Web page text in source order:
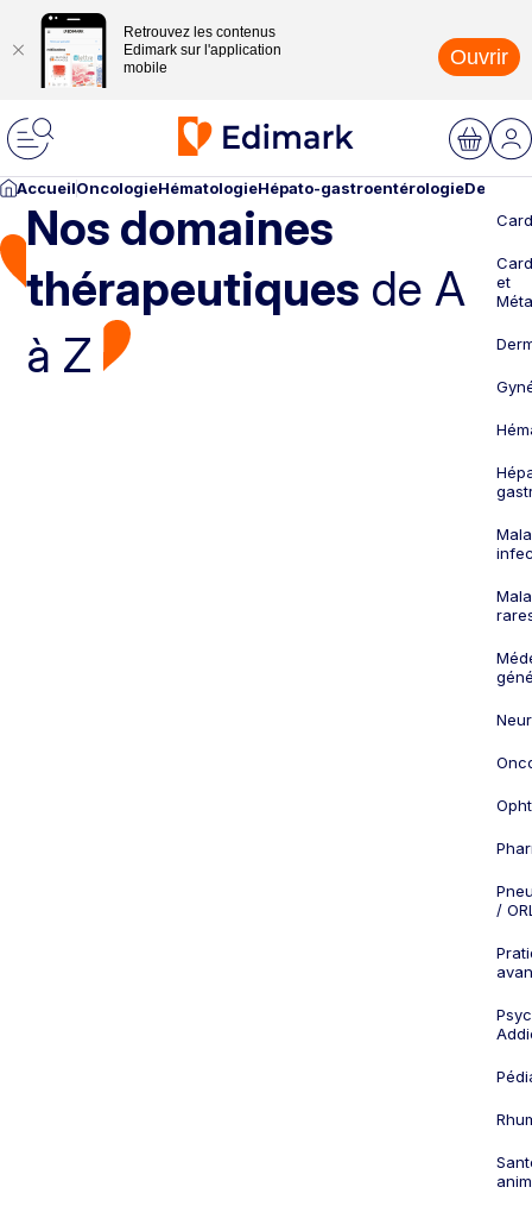
Retrouvez les contenus
Edimark sur l'application
mobile
Ouvrir
AccueilOncologieHématologieHépato-gastroentérologie
Nos domaines
thérapeutiques de A
à Z
et
/